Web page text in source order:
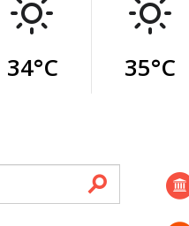
34°C 35°C